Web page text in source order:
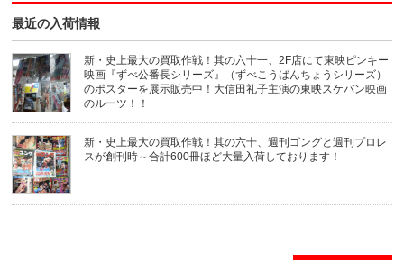
開
き
ま
す)
最近の入荷情報
新・史上最大の買取作戦！其の六十一、2F店にて東映ピンキー
映画『ずべ公番長シリーズ』（ずべこうばんちょうシリーズ）
のポスターを展示販売中！大信田礼子主演の東映スケバン映画
のルーツ！！
新・史上最大の買取作戦！其の六十、週刊ゴングと週刊プロレ
スが創刊時～合計600冊ほど大量入荷しております！